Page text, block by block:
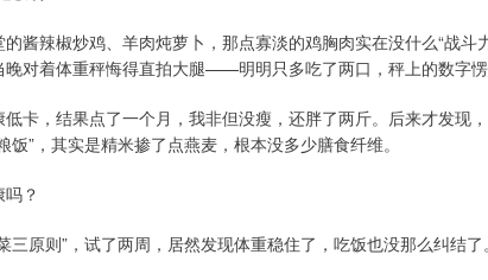
酱辣椒炒鸡、羊肉炖萝卜，那点寡淡的鸡胸肉实在没什么“战斗
对着体重秤悔得直拍大腿——明明只多吃了两口，秤上的数字愣
卡，结果点了一个月，我非但没瘦，还胖了两斤。后来才发现，
”，其实是精米掺了点燕麦，根本没多少膳食纤维。
？
原则”，试了两周，居然发现体重稳住了，吃饭也没那么纠结了。